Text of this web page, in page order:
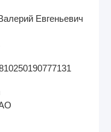
Евгеньевич